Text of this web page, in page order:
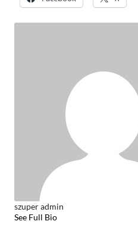
szuper admin
See Full Bio